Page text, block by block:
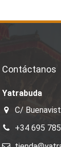
Contáctanos
Yatrabuda
C/
+34 695